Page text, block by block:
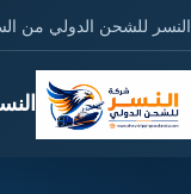
النسر للشحن الدولي من